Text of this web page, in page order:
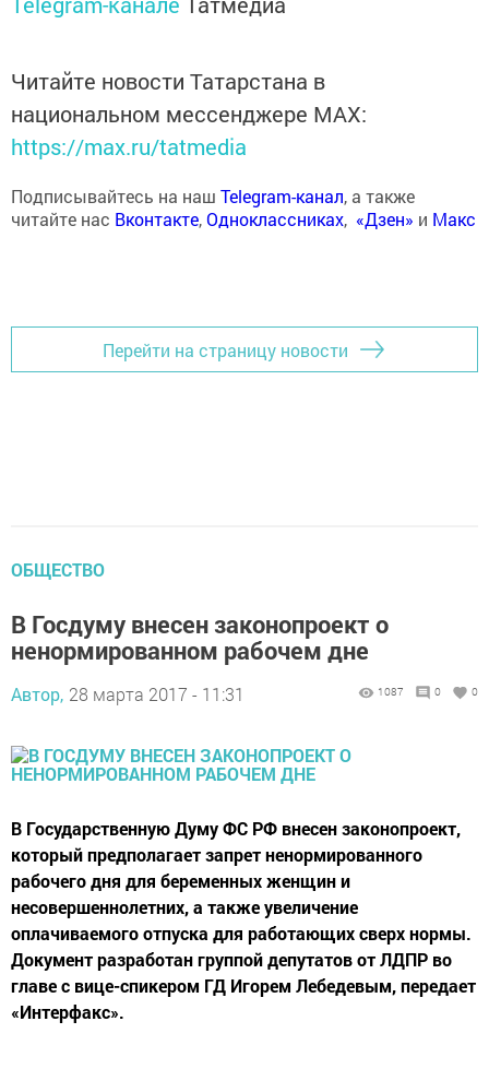
Читайте новости Татарстана в
национальном мессенджере MАХ:
https://max.ru/tatmedia
Подписывайтесь на наш Telegram-канал, а также
читайте нас Вконтакте,Одноклассниках, «Дзен» и Макс
Перейти на страницу новости
ОБЩЕСТВО
В Госдуму внесен законопроект о
ненормированном рабочем дне
Автор, 28 марта 2017 - 11:31 1087 0 0
В Государственную Думу ФС РФ внесен законопроект,
который предполагает запрет ненормированного
рабочего дня для беременных женщин и
несовершеннолетних, а также увеличение
оплачиваемого отпуска для работающих сверх нормы.
Документ разработан группой депутатов от ЛДПР во
главе с вице-спикером ГД Игорем Лебедевым, передает
«Интерфакс».